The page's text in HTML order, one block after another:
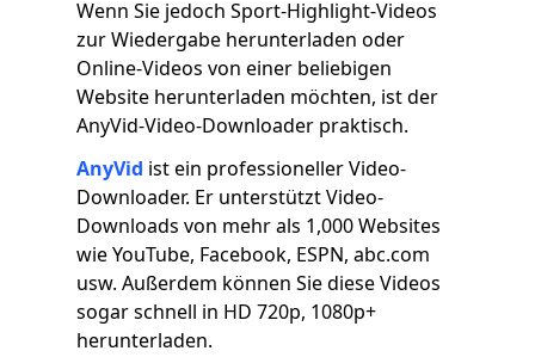
Wenn Sie jedoch Sport-Highlight-Videos
zur Wiedergabe herunterladen oder
Online-Videos von einer beliebigen
Website herunterladen möchten, ist der
AnyVid-Video-Downloader praktisch.
AnyVid ist ein professioneller Video-
Downloader. Er unterstützt Video-
Downloads von mehr als 1,000 Websites
wie YouTube, Facebook, ESPN, abc.com
usw. Außerdem können Sie diese Videos
sogar schnell in HD 720p, 1080p+
herunterladen.